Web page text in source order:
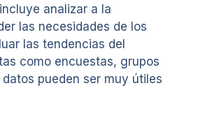
analizar a la
las necesidades de los
las tendencias del
como encuestas, grupos
pueden ser muy útiles